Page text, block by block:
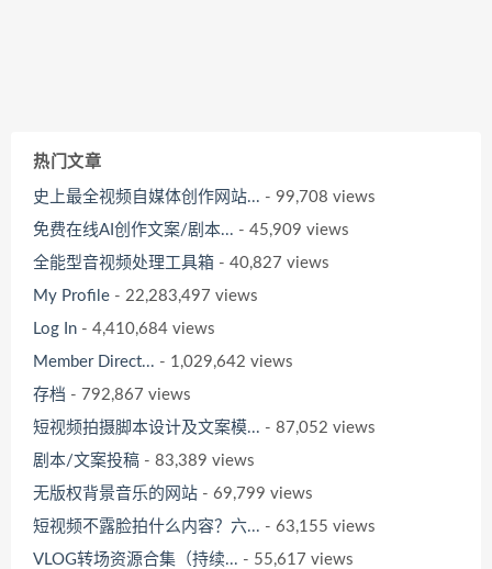
热门文章
史上最全视频自媒体创作网站... - 99,708 views
免费在线AI创作文案/剧本... - 45,909 views
全能型音视频处理工具箱 - 40,827 views
My Profile - 22,283,497 views
Log In - 4,410,684 views
Member Direct... - 1,029,642 views
存档 - 792,867 views
短视频拍摄脚本设计及文案模... - 87,052 views
剧本/文案投稿 - 83,389 views
无版权背景音乐的网站 - 69,799 views
短视频不露脸拍什么内容？六... - 63,155 views
VLOG转场资源合集（持续... - 55,617 views